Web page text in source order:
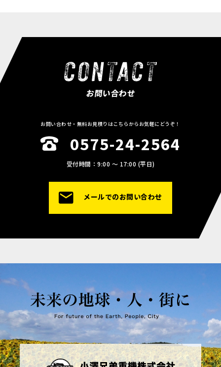
お問い合わせ
お問い合わせ・無料お見積りはこちらからお気軽にどうぞ！
0575-24-2564
受付時間：9:00 〜 17:00 (平日)
メールでのお問い合わせ